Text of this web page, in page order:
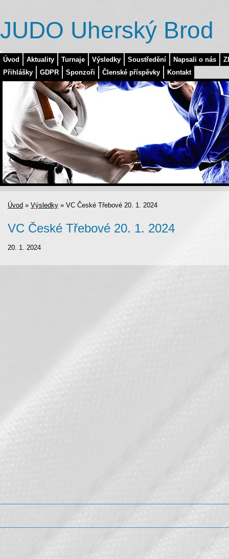
Úvod Aktuality Turnaje Výsledky Soustředění Napsali o nás
Přihlášky
GDPR Sponzoři Členské příspěvky Kontakt
JUDO Uherský Brod
Úvod » Výsledky » VC České Třebové 20. 1. 2024
VC České Třebové 20. 1. 2024
20. 1. 2024